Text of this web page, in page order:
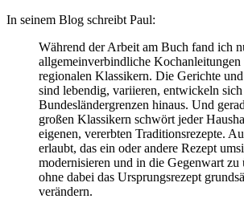
In seinem Blog schreibt Paul:
Während der Arbeit am Buch fand ich
allgemeinverbindliche Kochanleitungen
regionalen Klassikern. Die Gerichte
sind lebendig, variieren, entwickeln
Bundesländergrenzen hinaus. Und
großen Klassikern schwört jeder
eigenen, vererbten Traditionsrezepte.
erlaubt, das ein oder andere Rezept
modernisieren und in die Gegenwart zu
ohne dabei das Ursprungsrezept
verändern.